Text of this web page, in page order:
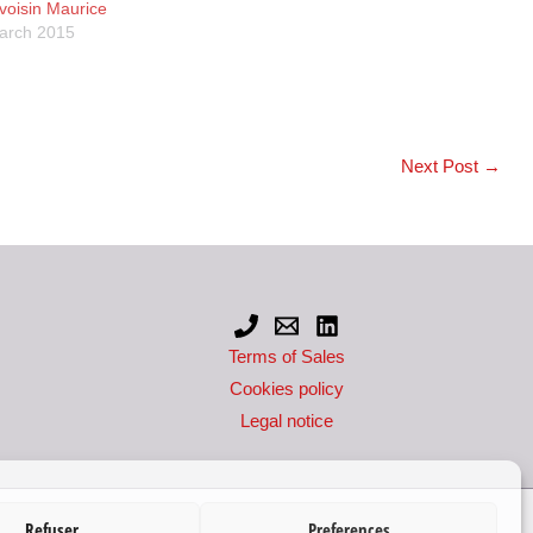
Maurice
2015
Next Post →
Terms of Sales
Cookies policy
Legal notice